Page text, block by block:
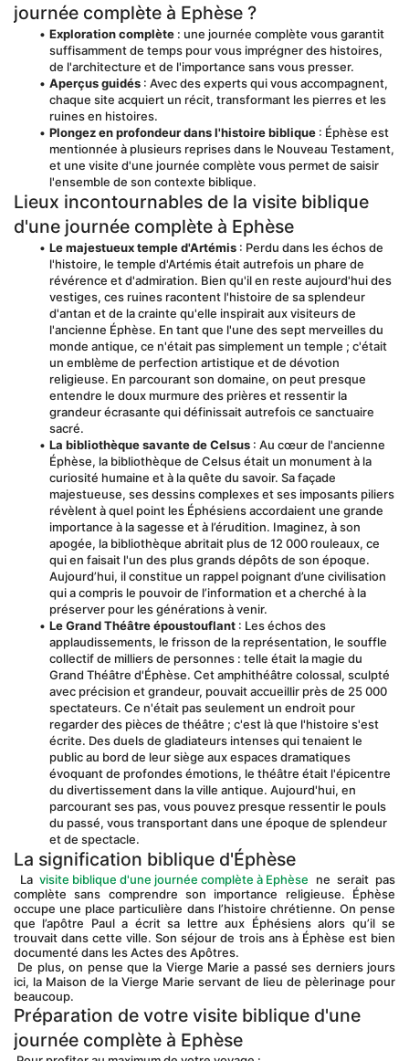
journée complète à Ephèse ?
Exploration complète : une journée complète vous garantit
suffisamment de temps pour vous imprégner des histoires,
de l'architecture et de l'importance sans vous presser.
Aperçus guidés : Avec des experts qui vous accompagnent,
chaque site acquiert un récit, transformant les pierres et les
ruines en histoires.
Plongez en profondeur dans l'histoire biblique : Éphèse est
mentionnée à plusieurs reprises dans le Nouveau Testament,
et une visite d'une journée complète vous permet de saisir
l'ensemble de son contexte biblique.
Lieux incontournables de la visite biblique
d'une journée complète à Ephèse
Le majestueux temple d'Artémis : Perdu dans les échos de
l'histoire, le temple d'Artémis était autrefois un phare de
révérence et d'admiration. Bien qu'il en reste aujourd'hui des
vestiges, ces ruines racontent l'histoire de sa splendeur
d'antan et de la crainte qu'elle inspirait aux visiteurs de
l'ancienne Éphèse. En tant que l'une des sept merveilles du
monde antique, ce n'était pas simplement un temple ; c'était
un emblème de perfection artistique et de dévotion
religieuse. En parcourant son domaine, on peut presque
entendre le doux murmure des prières et ressentir la
grandeur écrasante qui définissait autrefois ce sanctuaire
sacré.
La bibliothèque savante de Celsus : Au cœur de l'ancienne
Éphèse, la bibliothèque de Celsus était un monument à la
curiosité humaine et à la quête du savoir. Sa façade
majestueuse, ses dessins complexes et ses imposants piliers
révèlent à quel point les Éphésiens accordaient une grande
importance à la sagesse et à l’érudition. Imaginez, à son
apogée, la bibliothèque abritait plus de 12 000 rouleaux, ce
qui en faisait l'un des plus grands dépôts de son époque.
Aujourd’hui, il constitue un rappel poignant d’une civilisation
qui a compris le pouvoir de l’information et a cherché à la
préserver pour les générations à venir.
Le Grand Théâtre époustouflant : Les échos des
applaudissements, le frisson de la représentation, le souffle
collectif de milliers de personnes : telle était la magie du
Grand Théâtre d'Éphèse. Cet amphithéâtre colossal, sculpté
avec précision et grandeur, pouvait accueillir près de 25 000
spectateurs. Ce n'était pas seulement un endroit pour
regarder des pièces de théâtre ; c'est là que l'histoire s'est
écrite. Des duels de gladiateurs intenses qui tenaient le
public au bord de leur siège aux espaces dramatiques
évoquant de profondes émotions, le théâtre était l'épicentre
du divertissement dans la ville antique. Aujourd'hui, en
parcourant ses pas, vous pouvez presque ressentir le pouls
du passé, vous transportant dans une époque de splendeur
et de spectacle.
La signification biblique d'Éphèse
La visite biblique d'une journée complète à Ephèse ne serait pas
complète sans comprendre son importance religieuse. Éphèse
occupe une place particulière dans l’histoire chrétienne. On pense
que l’apôtre Paul a écrit sa lettre aux Éphésiens alors qu’il se
trouvait dans cette ville. Son séjour de trois ans à Éphèse est bien
documenté dans les Actes des Apôtres.
ici, la Maison de la Vierge Marie servant de lieu de pèlerinage pour
beaucoup.
Préparation de votre visite biblique d'une
journée complète à Ephèse